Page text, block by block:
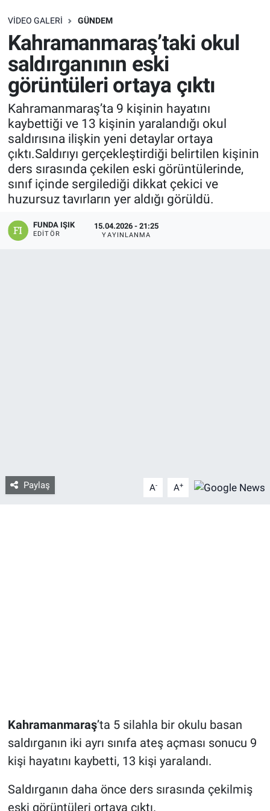
VIDEO GALERI GÜNDEM
Kahramanmaraş’taki okul
saldırganının eski
görüntüleri ortaya çıktı
Kahramanmaraş’ta 9 kişinin hayatını
kaybettiği ve 13 kişinin yaralandığı okul
saldırısına ilişkin yeni detaylar ortaya
çıktı.Saldırıyı gerçekleştirdiği belirtilen kişinin
ders sırasında çekilen eski görüntülerinde,
sınıf içinde sergilediği dikkat çekici ve
huzursuz tavırların yer aldığı görüldü.
FUNDA IŞIK
EDITÖR
15.04.2026 - 21:25
YAYINLANMA
Paylaş A- A+
Kahramanmaraş’ta 5 silahla bir okulu basan
saldırganın iki ayrı sınıfa ateş açması sonucu 9
kişi hayatını kaybetti, 13 kişi yaralandı.
Saldırganın daha önce ders sırasında çekilmiş
eski görüntüleri ortaya çıktı.
SAĞLIK
EKONOMİ
EĞİTİM
ÖZEL HABER
Keşfet
ASTROLOJİ
MANŞET
RESMİ İLANLAR